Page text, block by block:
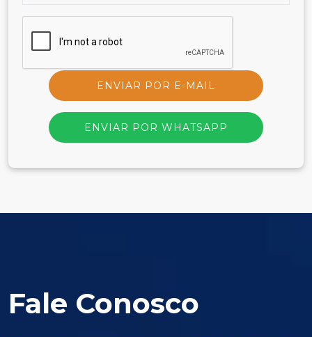
ENVIAR POR E-MAIL
ENVIAR POR WHATSAPP
Fale Conosco